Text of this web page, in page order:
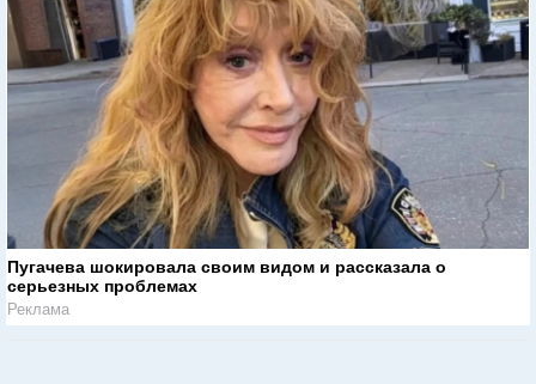
Пугачева шокировала своим видом и рассказала о
серьезных проблемах
Реклама